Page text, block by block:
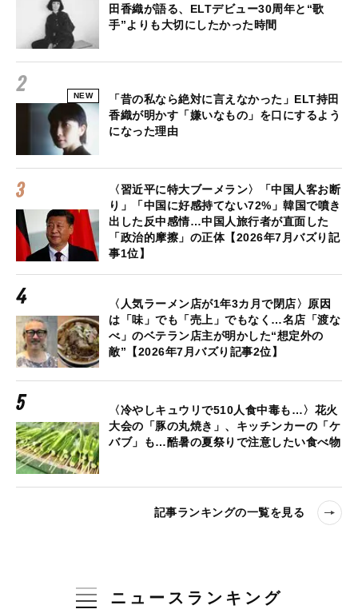
田香織が語る、ELTデビュー30周年と“歌
手”よりも大切にしたかった時間
NEW
「昔の私なら絶対に言えなかった」ELT持田
香織が明かす「嫌いなもの」を口にするよう
になった理由
〈習近平に特大ブーメラン〉「中国人客お断
り」「中国に好感持てない72%」韓国で噴き
出した反中感情…中国人旅行者が直面した
「政治的摩擦」の正体【2026年7月バズり記
事1位】
〈人気ラーメン店が1年3カ月で閉店〉原因
は「味」でも「売上」でもなく…名店「渡な
べ」のベテラン店主が明かした“想定外の
敵”【2026年7月バズり記事2位】
〈冷やしキュウリで510人食中毒も…〉花火
大会の「豚の丸焼き」、キッチンカーの「ケ
バブ」も…酷暑の夏祭りで注意したい食べ物
記事ランキングの一覧を見る
ニュースランキング